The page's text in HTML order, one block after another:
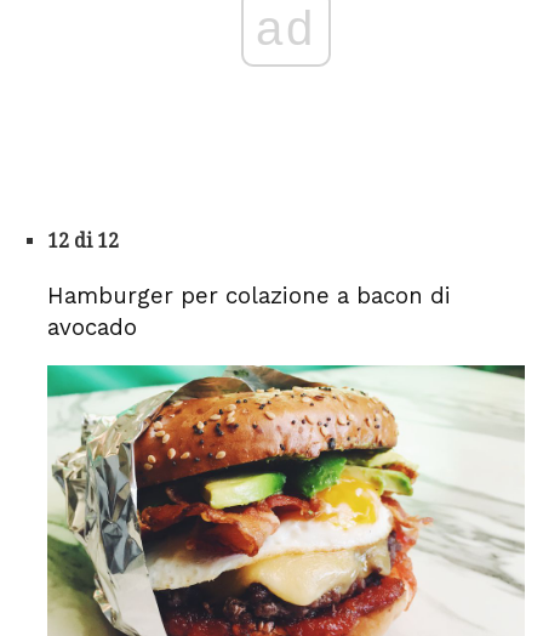
ad
12 di 12
Hamburger per colazione a bacon di
avocado